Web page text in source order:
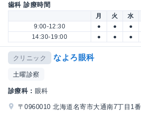
歯科 診療時間
月 火 水
9:00-12:30
● ● ●
14:30-19:00
● ● ●
クリニック なよろ眼科
土曜診察
診療科： 眼科
〒0960010 北海道名寄市大通南7丁目1